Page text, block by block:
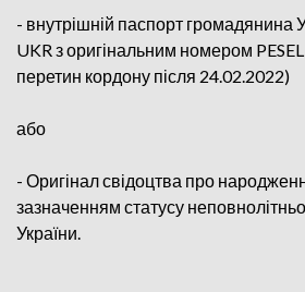
- внутрішній паспорт громадянина
UKR з оригінальним номером
перетин кордону після 24.02.2022)
або
- Оригінал свідоцтва про
зазначенням статусу
України.